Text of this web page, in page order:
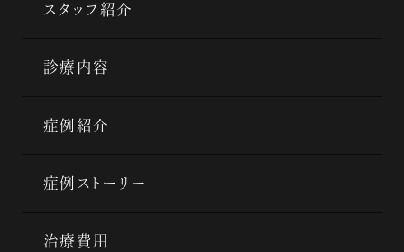
スタッフ紹介
診療内容
症例紹介
症例ストーリー
治療費用